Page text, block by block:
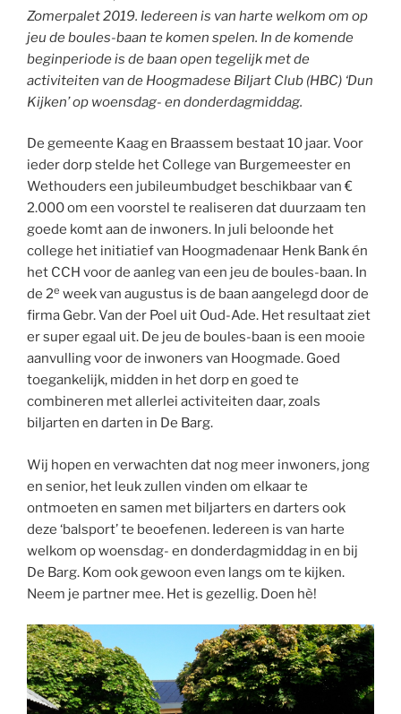
Zomerpalet 2019. Iedereen is van harte welkom om op
jeu de boules-baan te komen spelen. In de komende
beginperiode is de baan open tegelijk met de
activiteiten van de Hoogmadese Biljart Club (HBC) ‘Dun
Kijken’ op woensdag- en donderdagmiddag.
De gemeente Kaag en Braassem bestaat 10 jaar. Voor
ieder dorp stelde het College van Burgemeester en
Wethouders een jubileumbudget beschikbaar van €
2.000 om een voorstel te realiseren dat duurzaam ten
goede komt aan de inwoners. In juli beloonde het
college het initiatief van Hoogmadenaar Henk Bank én
het CCH voor de aanleg van een jeu de boules-baan. In
de 2e week van augustus is de baan aangelegd door de
firma Gebr. Van der Poel uit Oud-Ade. Het resultaat ziet
er super egaal uit. De jeu de boules-baan is een mooie
aanvulling voor de inwoners van Hoogmade. Goed
toegankelijk, midden in het dorp en goed te
combineren met allerlei activiteiten daar, zoals
biljarten en darten in De Barg.
Wij hopen en verwachten dat nog meer inwoners, jong
en senior, het leuk zullen vinden om elkaar te
ontmoeten en samen met biljarters en darters ook
deze ‘balsport’ te beoefenen. Iedereen is van harte
welkom op woensdag- en donderdagmiddag in en bij
De Barg. Kom ook gewoon even langs om te kijken.
Neem je partner mee. Het is gezellig. Doen hè!